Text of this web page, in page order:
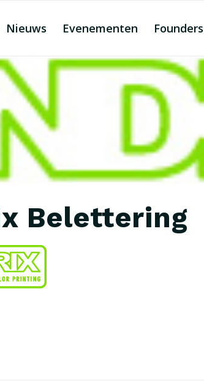
Nieuws Evenementen
Belettering